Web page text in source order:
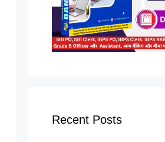
Recent Posts